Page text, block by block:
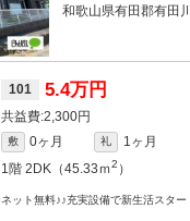
和歌山県有田郡有田
101 5.4万円
2,300円
敷 0ヶ月 礼
1ヶ月
1階 2DK（45.33ｍ2 ）
ット無料♪♪充実設備で新生活スタ